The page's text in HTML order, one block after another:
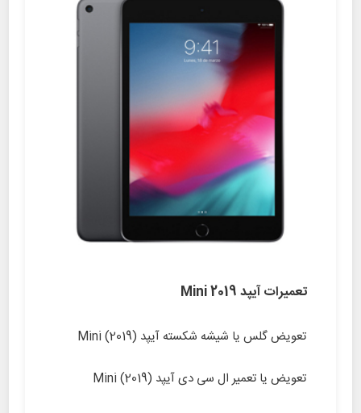
تعمیرات آیپد Mini 2019
تعویض گلس یا شیشه شکسته آیپد (Mini (2019
تعویض یا تعمیر ال سی دی آیپد (Mini (2019